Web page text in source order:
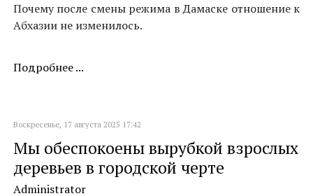
Почему после смены режима в Дамаске отношение к
Абхазии не изменилось.
Подробнее ...
Воскресенье, 17 августа 2025 17:42
Мы обеспокоены вырубкой взрослых
деревьев в городской черте
Administrator